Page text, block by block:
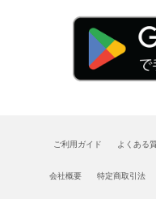
ご利用ガイド よくある
会社概要 特定商取引法